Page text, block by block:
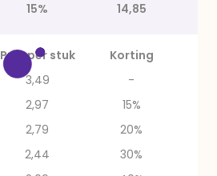
15% 14,85
Prijs per stuk
Korting
3,49
-
2,97
15%
2,79
20%
2,44
30%